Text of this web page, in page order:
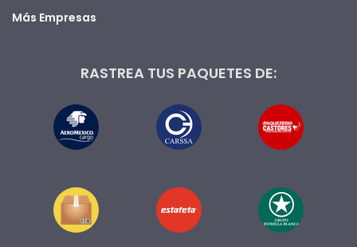
Más Empresas
RASTREA TUS PAQUETES DE: